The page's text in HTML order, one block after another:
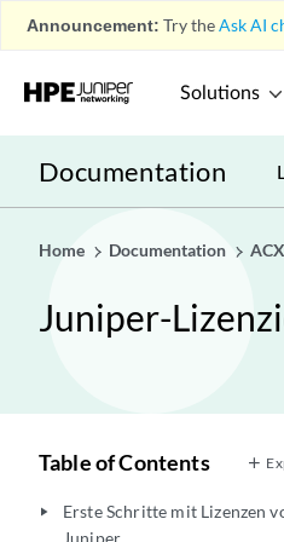
Announcement: Try theAsk AI
Solutions
Documentation
Home Documentation
Juniper-
Table of Contents
play_arrow
Erste Schritte mit Lizenzen
Juniper